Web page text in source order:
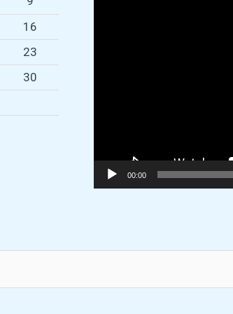
16
23
30
00:00